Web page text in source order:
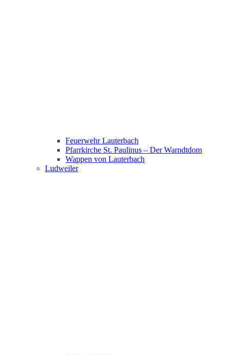
Feuerwehr Lauterbach
Pfarrkirche St. Paulinus – Der Warndtdom
Wappen von Lauterbach
Ludweiler